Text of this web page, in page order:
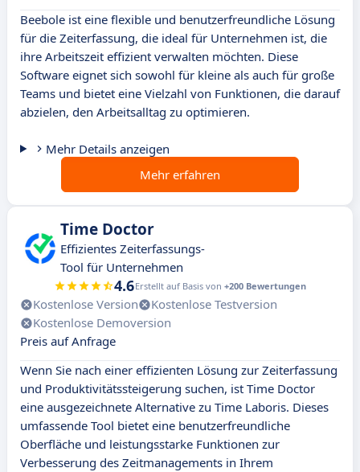
Beebole ist eine flexible und benutzerfreundliche Lösung
für die Zeiterfassung, die ideal für Unternehmen ist, die
ihre Arbeitszeit effizient verwalten möchten. Diese
Software eignet sich sowohl für kleine als auch für große
Teams und bietet eine Vielzahl von Funktionen, die darauf
abzielen, den Arbeitsalltag zu optimieren.
Mehr Details anzeigen
Mehr erfahren
Time Doctor
Effizientes Zeiterfassungs-
Tool für Unternehmen
4.6Erstellt auf Basis von +200 Bewertungen
Kostenlose Version
Kostenlose Testversion
Kostenlose Demoversion
Preis auf Anfrage
Wenn Sie nach einer effizienten Lösung zur Zeiterfassung
und Produktivitätssteigerung suchen, ist Time Doctor
eine ausgezeichnete Alternative zu Time Laboris. Dieses
umfassende Tool bietet eine benutzerfreundliche
Oberfläche und leistungsstarke Funktionen zur
Verbesserung des Zeitmanagements in Ihrem